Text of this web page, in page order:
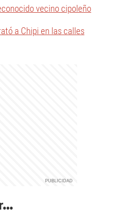
vecino cipoleño
a Chipi en las calles